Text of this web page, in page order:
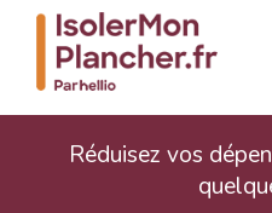
Réduisez vos